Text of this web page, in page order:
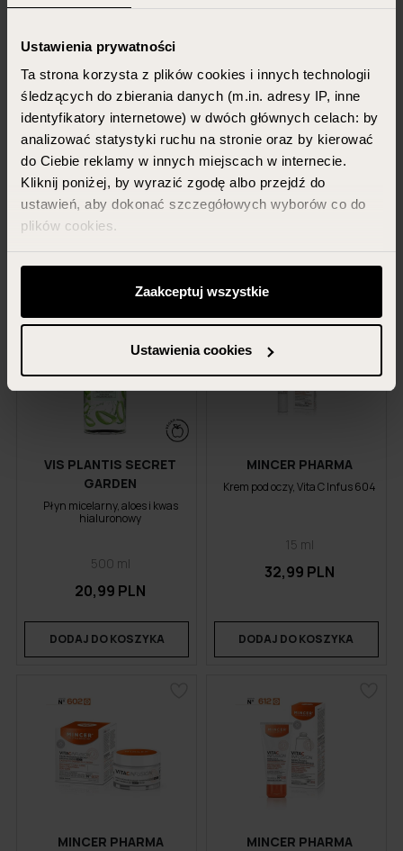
Ustawienia prywatności
Ta strona korzysta z plików cookies i innych technologii
śledzących do zbierania danych (m.in. adresy IP, inne
identyfikatory internetowe) w dwóch głównych celach: by
analizować statystyki ruchu na stronie oraz by kierować
do Ciebie reklamy w innych miejscach w internecie.
Kliknij poniżej, by wyrazić zgodę albo przejdź do
ustawień, aby dokonać szczegółowych wyborów co do
plików cookies.
Możesz zawsze zarządzać swoimi zgodami (w tym
odwołać te, których udzieliłeś wcześniej) klikając w
przycisk „Ustawienia cookies” widoczny na samym dole
Więcej informacji znajdziesz w zakładce „Szczegóły”
oraz w naszej
polityce prywatności
Zaakceptuj wszystkie
Ustawienia cookies
GIFT OF NATURE
Prebiotyczny krem do twarzy do
cery mieszanej
50 ml
21,49 PLN
9,29 PLN
DERMO+
Problem Skin - szampon
dziegciowy przeciwłupieżowy
do włosów i skóry g...
400 ml
29,99 PLN
VIS PLANTIS SECRET
GARDEN
Płyn micelarny, aloes i kwas
hialuronowy
500 ml
20,99 PLN
DODAJ DO KOSZYKA
MINCER PHARMA
Krem pod oczy, Vita C Infus 604
15 ml
32,99 PLN
DODAJ DO KOSZYKA
MINCER PHARMA MINCER PHARMA